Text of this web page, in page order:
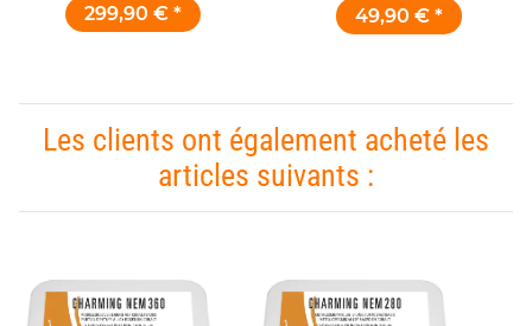
299,90 € *
49,90 € *
Les clients ont également acheté les
articles suivants :